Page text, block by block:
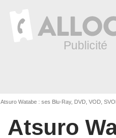
Atsuro Watabe : ses Blu-Ray, DVD, VOD,
Atsuro